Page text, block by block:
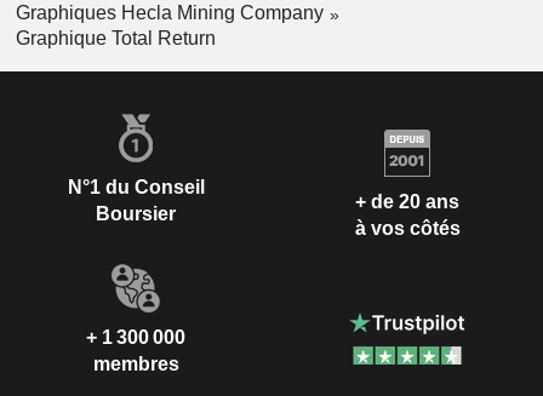
Graphiques Hecla Mining Company
Graphique Total Return
N°1 du Conseil
Boursier
+ de 20 ans
à vos côtés
+ 1 300 000
membres